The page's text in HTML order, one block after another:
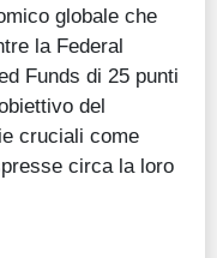
globale che
la Federal
Funds di 25 punti
del
cruciali come
circa la loro